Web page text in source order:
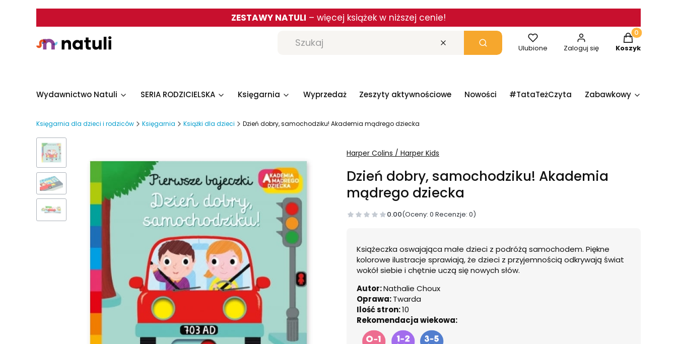
ZESTAWY NATULI – więcej książek w niższej cenie!
Wyczyść Szukaj Ulubione Zaloguj się
Produkty w
Koszyk
Wydawnictwo Natuli SERIA RODZICIELSKA Księgarnia Wyprzedaż Zeszyty aktywnościowe Nowości #TataTeżCzyta Zabawkowy
Księgarnia dla dzieci i rodziców Księgarnia Książki dla dzieci Dzień dobry, samochodziku! Akademia mądrego dziecka
Harper Colins / Harper Kids
Dzień dobry, samochodziku! Akademia
mądrego dziecka
0.00(Oceny: 0 Recenzje: 0)
Książeczka oswajająca małe dzieci z podróżą samochodem. Piękne
kolorowe ilustracje sprawiają, że dzieci z przyjemnością odkrywają świat
wokół siebie i chętnie uczą się nowych słów.
Autor:Nathalie Choux
Oprawa:Twarda
Ilość stron:10
Rekomendacja wiekowa: